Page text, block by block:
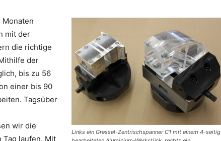
Links ein Gressel-Zentrischspanner C1 mit einem 4-seitig
Monaten
mit der
die richtige
der
bis zu 56
einer bis 90
Tagsüber
wir die
Tag laufen. Mit